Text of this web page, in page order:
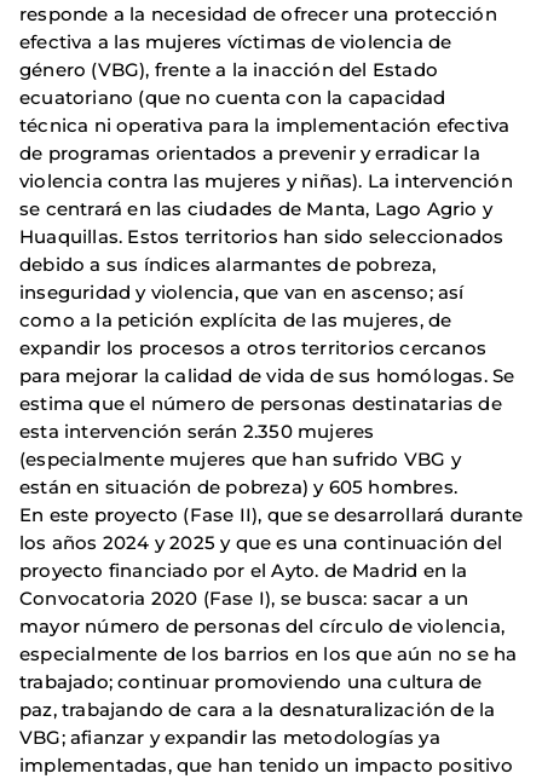
responde a la necesidad de ofrecer una protección
efectiva a las mujeres víctimas de violencia de
género (VBG), frente a la inacción del Estado
ecuatoriano (que no cuenta con la capacidad
técnica ni operativa para la implementación efectiva
de programas orientados a prevenir y erradicar la
violencia contra las mujeres y niñas). La intervención
se centrará en las ciudades de Manta, Lago Agrio y
Huaquillas. Estos territorios han sido seleccionados
debido a sus índices alarmantes de pobreza,
inseguridad y violencia, que van en ascenso; así
como a la petición explícita de las mujeres, de
expandir los procesos a otros territorios cercanos
para mejorar la calidad de vida de sus homólogas. Se
estima que el número de personas destinatarias de
esta intervención serán 2.350 mujeres
(especialmente mujeres que han sufrido VBG y
están en situación de pobreza) y 605 hombres.
En este proyecto (Fase II), que se desarrollará durante
los años 2024 y 2025 y que es una continuación del
proyecto financiado por el Ayto. de Madrid en la
Convocatoria 2020 (Fase I), se busca: sacar a un
mayor número de personas del círculo de violencia,
especialmente de los barrios en los que aún no se ha
trabajado; continuar promoviendo una cultura de
paz, trabajando de cara a la desnaturalización de la
VBG; afianzar y expandir las metodologías ya
implementadas, que han tenido un impacto positivo